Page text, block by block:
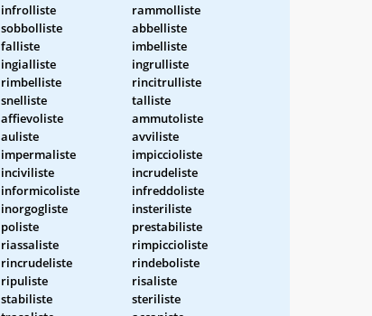
infrolliste
rammolliste
sobbolliste
abbelliste
falliste
imbelliste
ingialliste
ingrulliste
rimbelliste
rincitrulliste
snelliste
talliste
affievoliste
ammutoliste
auliste
avviliste
impermaliste
impiccioliste
inciviliste
incrudeliste
informicoliste
infreddoliste
inorgogliste
insteriliste
poliste
prestabiliste
riassaliste
rimpiccioliste
rincrudeliste
rindeboliste
ripuliste
risaliste
stabiliste
steriliste